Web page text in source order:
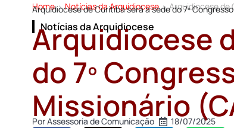
Home > Notícias da Arquidiocese > Arquidiocese de
Arquidiocese de Curitiba será a sede do 7º
Notícias da Arquidiocese
Arquidiocese
do 7º
Missionário
PorAssessoria de Comunicação 18/07/2025